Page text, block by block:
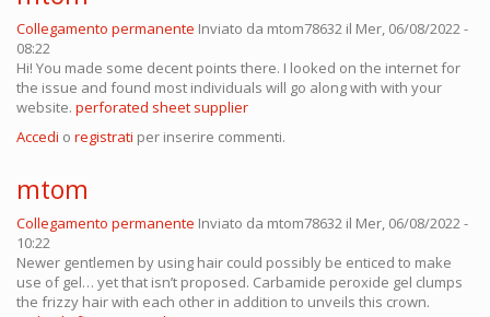
Collegamento permanente Inviato da mtom78632 il Mer, 06/08/2022 -
08:22
Hi! You made some decent points there. I looked on the internet for
the issue and found most individuals will go along with with your
website. perforated sheet supplier
Accedi o registrati per inserire commenti.
mtom
Collegamento permanente Inviato da mtom78632 il Mer, 06/08/2022 -
10:22
Newer gentlemen by using hair could possibly be enticed to make
use of gel… yet that isn’t proposed. Carbamide peroxide gel clumps
the frizzy hair with each other in addition to unveils this crown.